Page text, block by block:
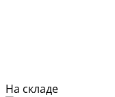
На складе